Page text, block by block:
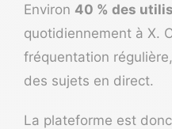
Environ 40 % des
quotidiennement à X.
fréquentation
des sujets en direct.
La plateforme est